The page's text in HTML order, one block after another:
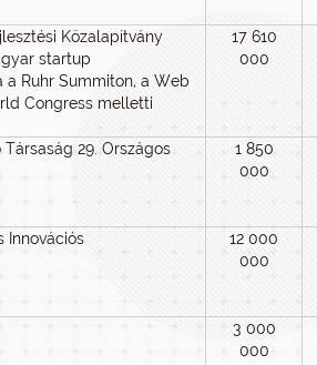
Közalapítvány
startup
Ruhr Summiton, a Web
Congress melletti
17 610
000
29. Országos
1 850
000
Innovációs
12 000
000
3 000
000